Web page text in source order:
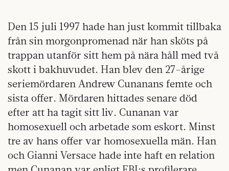
Den 15 juli 1997 hade han just kommit tillbaka
från sin morgonpromenad när han sköts på
trappan utanför sitt hem på nära håll med två
skott i bakhuvudet. Han blev den 27-årige
seriemördaren Andrew Cunanans femte och
sista offer. Mördaren hittades senare död
efter att ha tagit sitt liv. Cunanan var
homosexuell och arbetade som eskort. Minst
tre av hans offer var homosexuella män. Han
och Gianni Versace hade inte haft en relation